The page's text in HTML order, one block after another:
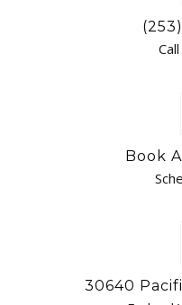
Book
30640